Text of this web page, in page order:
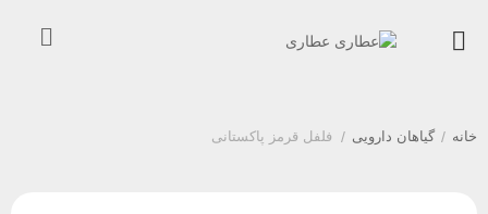
خانه / گیاهان دارویی / فلفل قرمز پاکستانی